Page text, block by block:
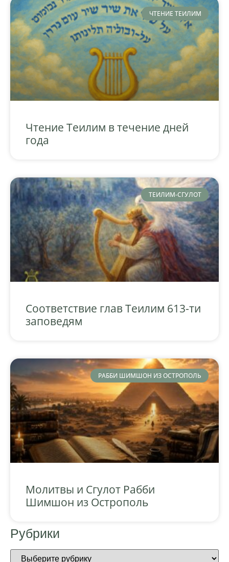
ЧТЕНИЕ ТЕИЛИМ
Чтение Теилим в течение дней
года
ТЕИЛИМ-СГУЛОТ
Соответствие глав Теилим 613-ти
заповедям
РАББИ ШИМШОН ИЗ ОСТРОПОЛЬ
Молитвы и Сгулот Рабби
Шимшон из Острополь
Рубрики